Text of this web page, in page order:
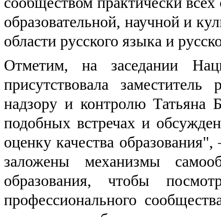
образовательной, научной и
области русского языка и
Отметим, на заседании
присутствовала
надзору и контролю Татьяна
подобных встречах и
оценку качества
заложены механизмы
образования, чтобы
профессионального